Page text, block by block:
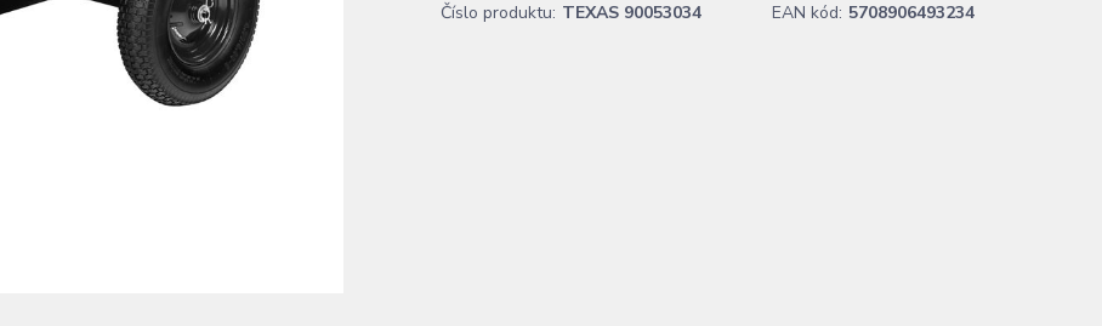
Číslo produktu: TEXAS 90053034 EAN kód: 5708906493234